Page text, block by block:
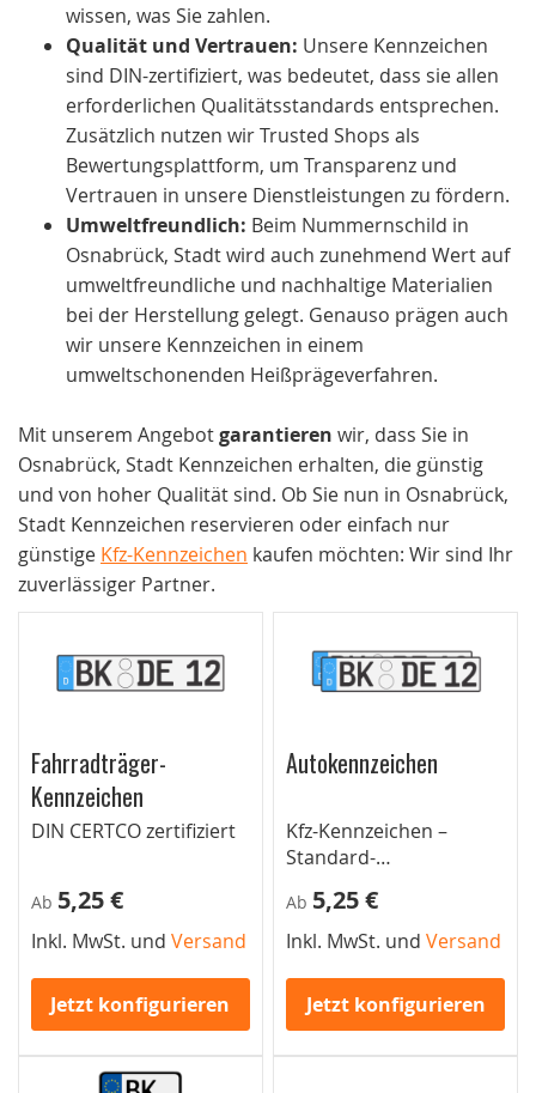
wissen, was Sie zahlen.
Qualität und Vertrauen: Unsere Kennzeichen
sind DIN-zertifiziert, was bedeutet, dass sie allen
erforderlichen Qualitätsstandards entsprechen.
Zusätzlich nutzen wir Trusted Shops als
Bewertungsplattform, um Transparenz und
Vertrauen in unsere Dienstleistungen zu fördern.
Umweltfreundlich: Beim Nummernschild in
Osnabrück, Stadt wird auch zunehmend Wert auf
umweltfreundliche und nachhaltige Materialien
bei der Herstellung gelegt. Genauso prägen auch
wir unsere Kennzeichen in einem
umweltschonenden Heißprägeverfahren.
Mit unserem Angebotgarantieren wir, dass Sie in
Osnabrück, Stadt Kennzeichen erhalten, die günstig
und von hoher Qualität sind. Ob Sie nun in Osnabrück,
Stadt Kennzeichen reservieren oder einfach nur
günstige Kfz-Kennzeichen kaufen möchten: Wir sind Ihr
zuverlässiger Partner.
Fahrradträger-
Kennzeichen
DIN CERTCO zertifiziert
Ab 5,25 €
Inkl. MwSt. und Versand
Jetzt konfigurieren
Autokennzeichen
Kfz-Kennzeichen –
Standard-
Pkw
Ab 5,25 €
Inkl. MwSt. undVersand
Jetzt konfigurieren